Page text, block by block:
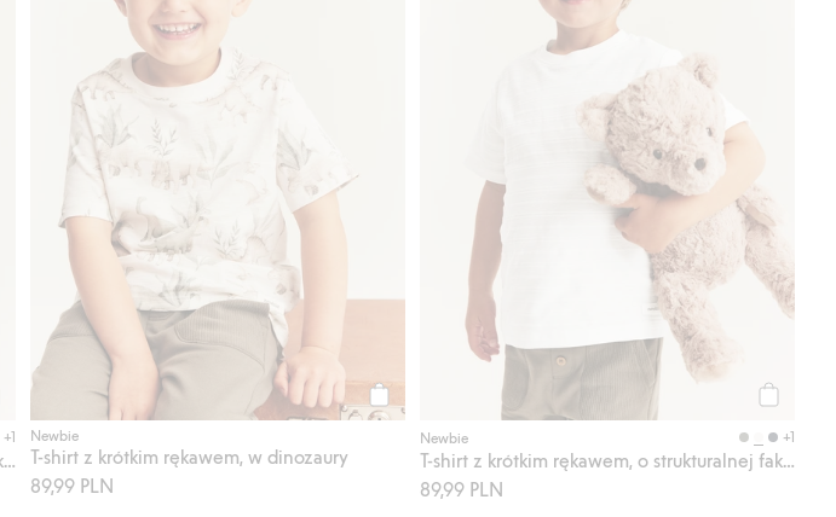
+1
T-shirt z krótkim rękawem, o strukturalnej fakturze
Kup
Newbie
T-shirt z krótkim rękawem, w dinozaury
89,99 PLN
Newbie +1
T-shirt z krótkim rękawem, o strukturalnej fakturze
89,99 PLN